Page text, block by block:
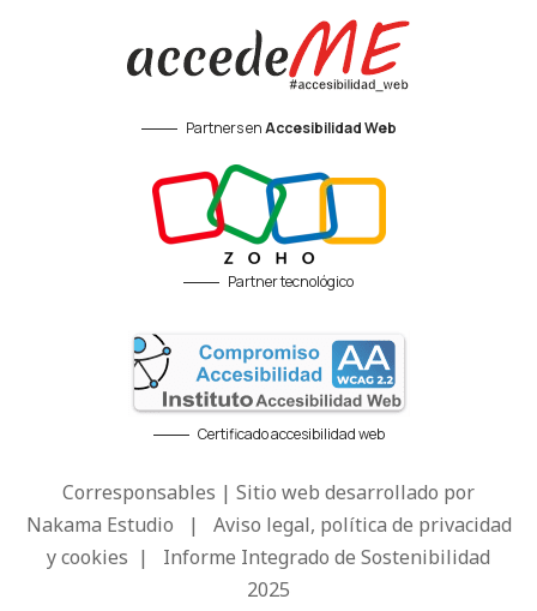
Partners enAccesibilidad Web
Partner tecnológico
Certificado accesibilidad web
Corresponsables | Sitio web desarrollado por
Nakama Estudio | Aviso legal, política de privacidad
y cookies | Informe Integrado de Sostenibilidad
2025